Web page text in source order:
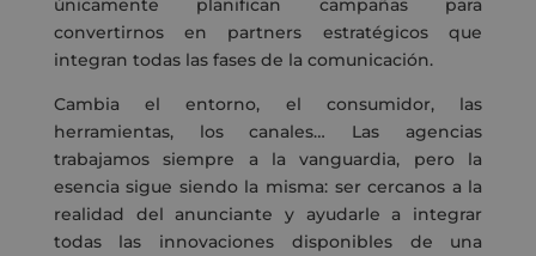
únicamente planifican campañas para
convertirnos en partners estratégicos que
integran todas las fases de la comunicación.
Cambia el entorno, el consumidor, las
herramientas, los canales… Las agencias
trabajamos siempre a la vanguardia, pero la
esencia sigue siendo la misma: ser cercanos a la
realidad del anunciante y ayudarle a integrar
todas las innovaciones disponibles de una